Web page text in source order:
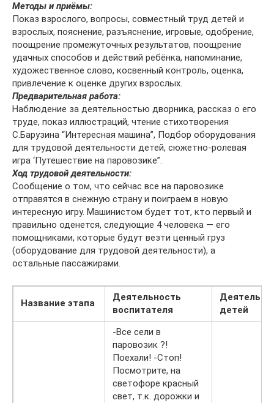
Методы и приёмы:
Показ взрослого, вопросы, совместный труд детей и
взрослых, пояснение, разъяснение, игровые, одобрение,
поощрение промежуточных результатов, поощрение
удачных способов и действий ребёнка, напоминание,
художественное слово, косвенный контроль, оценка,
привлечение к оценке других взрослых.
Предварительная работа:
Наблюдение за деятельностью дворника, рассказ о его
труде, показ иллюстраций, чтение стихотворения
С.Барузина “Интересная машина”, Подбор оборудования
для трудовой деятельности детей, сюжетно-ролевая
игра ‘Путешествие на паровозике”.
Ход трудовой деятельности:
Сообщение о том, что сейчас все на паровозике
отправятся в снежную страну и поиграем в новую
интересную игру. Машинистом будет тот, кто первый и
правильно оденется, следующие 4 человека — его
помощниками, которые будут везти ценный груз
(оборудование для трудовой деятельности), а
остальные пассажирами.
Название этапа
Деятельность
воспитателя
детей
-Все сели в
паровозик ?!
Поехали! -Стоп!
Посмотрите, на
светофоре красный
свет, т.к. дорожки и